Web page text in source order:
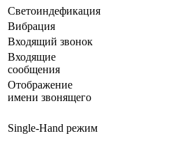
Светоиндефикация
Вибрация
Входящий звонок
Входящие
сообщения
Отображение
имени звонящего
Single-Hand режим